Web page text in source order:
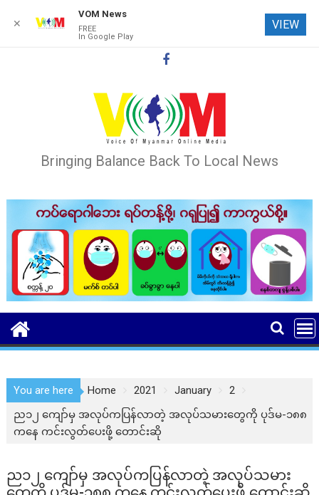
Bringing Balance Back To Local News
You are here Home 2021 January
2
ည၁၂ ကျော်မှ အလုပ်ကပြန်လာတဲ့ အလုပ်သမားတွေကို ပုဒ်မ-၁၈၈
ကနေ ကင်းလွတ်ပေးဖို့ တောင်းဆို
ည၁၂ ကျော်မှ အလုပ်ကပြန်လာတဲ့ အလုပ်သမား
✕
VOM News
FREE
In Google Play
VIEW